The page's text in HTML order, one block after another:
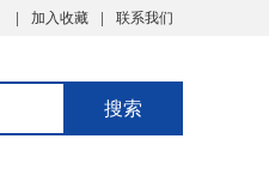
加入收藏 联系我们